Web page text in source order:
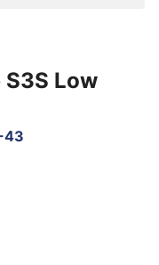
Low
43